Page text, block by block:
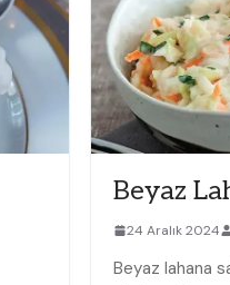
Beyaz
24 Aralık 2024
Beyaz ‌lahana